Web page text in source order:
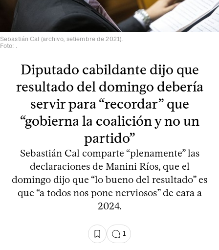
Sebastián Cal (archivo, setiembre de 2021).
Foto: .
Diputado cabildante dijo que
resultado del domingo debería
servir para “recordar” que
“gobierna la coalición y no un
partido”
Sebastián Cal comparte “plenamente” las
declaraciones de Manini Ríos, que el
domingo dijo que “lo bueno del resultado” es
que “a todos nos pone nerviosos” de cara a
2024.
1